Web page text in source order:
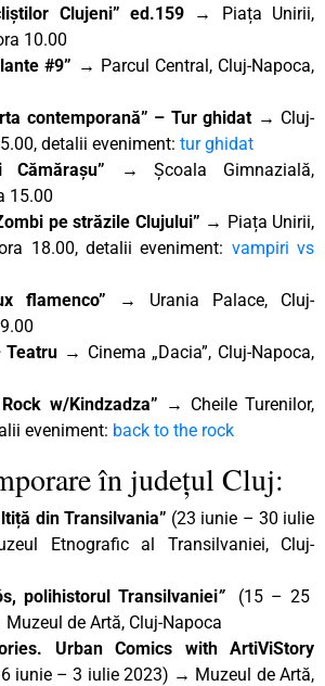
Clujeni” ed.159 → Piața Unirii,
10.00
#9” → Parcul Central, Cluj-Napoca,
contemporană” – Tur ghidat → Cluj-
detalii eveniment: tur ghidat
Cămărașu” → Școala Gimnazială,
15.00
pe străzile Clujului” → Piața Unirii,
18.00, detalii eveniment: vampiri vs
flamenco” → Urania Palace, Cluj-
Teatru → Cinema „Dacia”, Cluj-Napoca,
w/Kindzadza” → Cheile Turenilor,
eveniment: back to the rock
în județul Cluj:
din Transilvania” (23 iunie – 30 iulie
Etnografic al Transilvaniei, Cluj-
polihistorul Transilvaniei”(15 – 25
de Artă, Cluj-Napoca
Urban Comics with ArtiViStory
iunie – 3 iulie 2023) → Muzeul de Artă,